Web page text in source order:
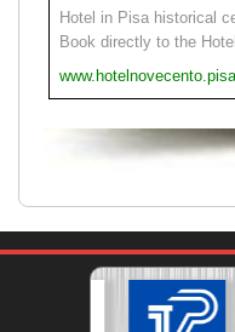
Hotel in Pisa historical
Book directly to the